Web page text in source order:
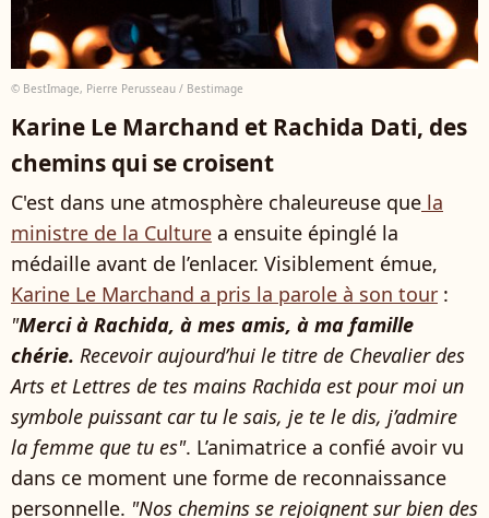
© BestImage, Pierre Perusseau / Bestimage
Karine Le Marchand et Rachida Dati, des
chemins qui se croisent
C'est dans une atmosphère chaleureuse que la
ministre de la Culture a ensuite épinglé la
médaille avant de l’enlacer. Visiblement émue,
Karine Le Marchand a pris la parole à son tour :
"Merci à Rachida, à mes amis, à ma famille
chérie. Recevoir aujourd’hui le titre de Chevalier des
Arts et Lettres de tes mains Rachida est pour moi un
symbole puissant car tu le sais, je te le dis, j’admire
la femme que tu es". L’animatrice a confié avoir vu
dans ce moment une forme de reconnaissance
personnelle. "Nos chemins se rejoignent sur bien des